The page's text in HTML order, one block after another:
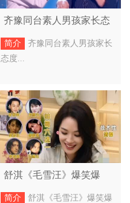
齐豫同台素人男孩家长态
度惹争议 直言长沙属于美
食荒漠
简介
齐豫同台素人男孩家长
态度...
舒淇《毛雪汪》爆笑爆
料：曝与冯德伦从朋友变
简介
舒淇《毛雪汪》爆笑爆